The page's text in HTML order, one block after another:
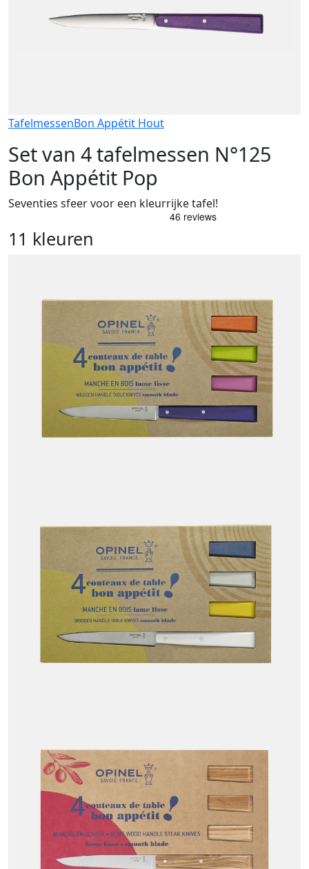
TafelmessenBon Appétit Hout
Set van 4 tafelmessen N°125
Bon Appétit Pop
Seventies sfeer voor een kleurrijke tafel!
11 kleuren